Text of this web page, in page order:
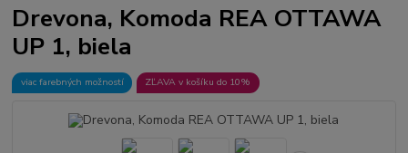
Drevona, Komoda REA OTTAWA
UP 1, biela
viac farebných možností ZĽAVA v košíku do 10%